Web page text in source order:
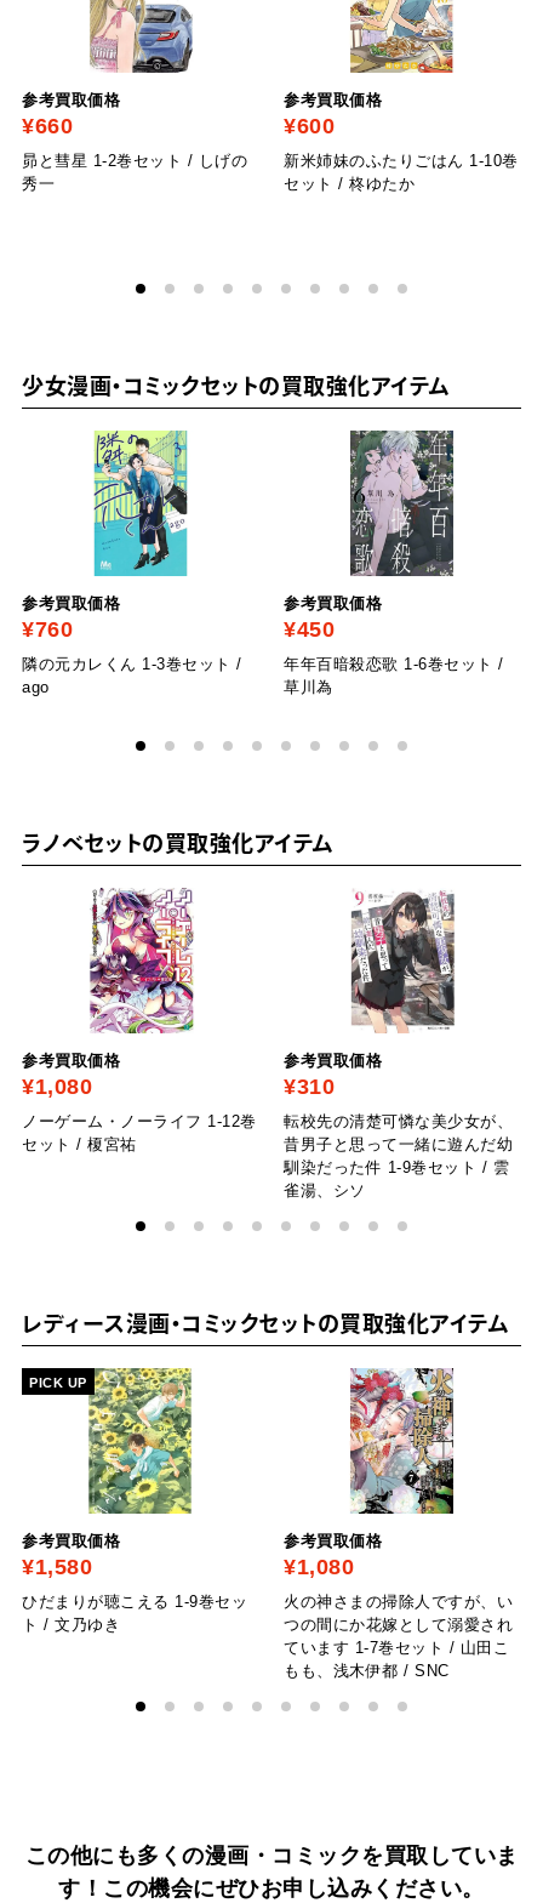
参考買取価格
¥660
昴と彗星 1-2巻セット / しげの
秀一
参考買取価格
¥600
新米姉妹のふたりごはん 1-10巻
セット / 柊ゆたか
少女漫画・コミックセットの買取強化アイテム
参考買取価格
¥760
隣の元カレくん 1-3巻セット /
ago
参考買取価格
¥450
年年百暗殺恋歌 1-6巻セット /
草川為
ラノベセットの買取強化アイテム
参考買取価格
¥1,080
ノーゲーム・ノーライフ 1-12巻
セット / 榎宮祐
参考買取価格
¥310
転校先の清楚可憐な美少女が、
昔男子と思って一緒に遊んだ幼
馴染だった件 1-9巻セット / 雲
雀湯、シソ
レディース漫画・コミックセットの買取強化アイテム
PICK UP
参考買取価格
¥1,580
ひだまりが聴こえる 1-9巻セッ
ト / 文乃ゆき
参考買取価格
¥1,080
火の神さまの掃除人ですが、い
つの間にか花嫁として溺愛され
ています 1-7巻セット / 山田こ
もも、浅木伊都 / SNC
この他にも多くの漫画・コミックを買取していま
す！ この機会にぜひお申し込みください。